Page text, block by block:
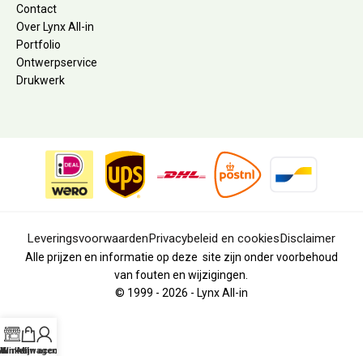
Contact
Over Lynx All-in
Portfolio
Ontwerpservice
Drukwerk
LeveringsvoorwaardenPrivacybeleid en cookiesDisclaimer
Alle prijzen en informatie op deze site zijn onder voorbehoud
van fouten en wijzigingen.
© 1999 - 2026 - Lynx All-in
Winkelwagen
Mijn account